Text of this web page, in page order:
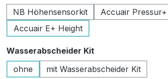
NB Höhensensorkit
Accuair
Accuair E+ Height
Wasserabscheider Kit
ohne
mit Wasserabscheider Kit